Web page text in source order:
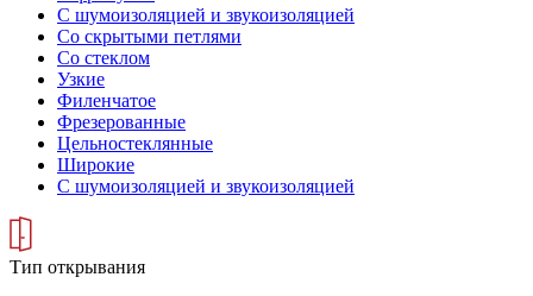
С шумоизоляцией и звукоизоляцией
Со скрытыми петлями
Со стеклом
Узкие
Филенчатое
Фрезерованные
Цельностеклянные
Широкие
С шумоизоляцией и звукоизоляцией
Тип открывания